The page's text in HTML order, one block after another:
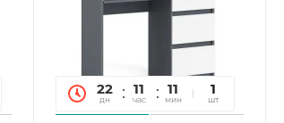
22
дн
11
час
11
мин
45
сек
1
шт